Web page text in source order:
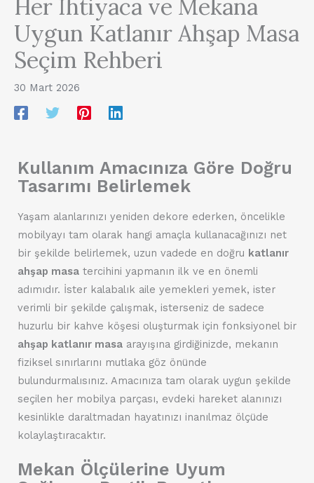
Her İhtiyaca ve Mekana
Uygun Katlanır Ahşap Masa
Seçim Rehberi
30 Mart 2026
Kullanım Amacınıza Göre Doğru
Tasarımı Belirlemek
Yaşam alanlarınızı yeniden dekore ederken, öncelikle
mobilyayı tam olarak hangi amaçla kullanacağınızı net
bir şekilde belirlemek, uzun vadede en doğru katlanır
ahşap masa tercihini yapmanın ilk ve en önemli
adımıdır. İster kalabalık aile yemekleri yemek, ister
verimli bir şekilde çalışmak, isterseniz de sadece
huzurlu bir kahve köşesi oluşturmak için fonksiyonel bir
ahşap katlanır masa arayışına girdiğinizde, mekanın
fiziksel sınırlarını mutlaka göz önünde
bulundurmalısınız. Amacınıza tam olarak uygun şekilde
seçilen her mobilya parçası, evdeki hareket alanınızı
kesinlikle daraltmadan hayatınızı inanılmaz ölçüde
kolaylaştıracaktır.
Mekan Ölçülerine Uyum